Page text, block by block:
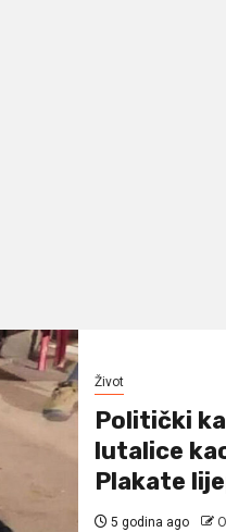
Život
Politički
lutalice
Plakate
5 godina ago